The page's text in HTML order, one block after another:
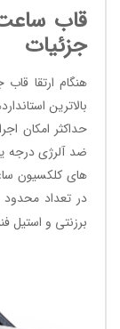
قاب
جزئیات
بالاترین
حداکثر امکان
ضد آلرژی
های کلکسیون
در تعداد
برزنتی و استیل